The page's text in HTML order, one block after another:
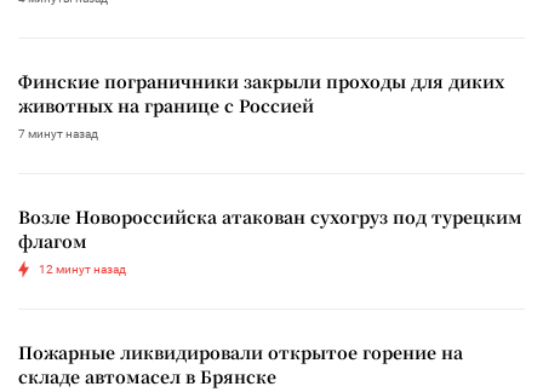
Финские пограничники закрыли проходы для диких
животных на границе с Россией
7 минут назад
Возле Новороссийска атакован сухогруз под турецким
флагом
12 минут назад
Пожарные ликвидировали открытое горение на
складе автомасел в Брянске